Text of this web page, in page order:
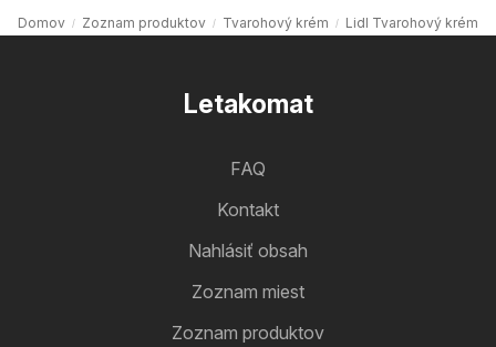
Domov Zoznam produktov Tvarohový krém Lidl Tvarohový krém
Letakomat
FAQ
Kontakt
Nahlásiť obsah
Zoznam miest
Zoznam produktov